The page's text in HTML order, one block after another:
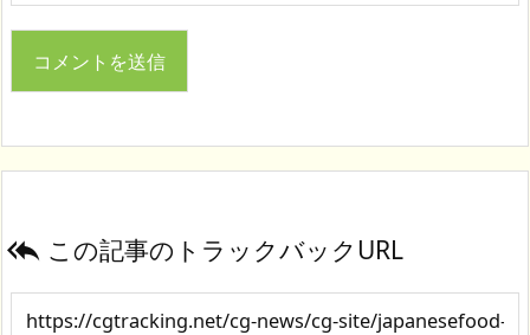
 この記事のトラックバックURL